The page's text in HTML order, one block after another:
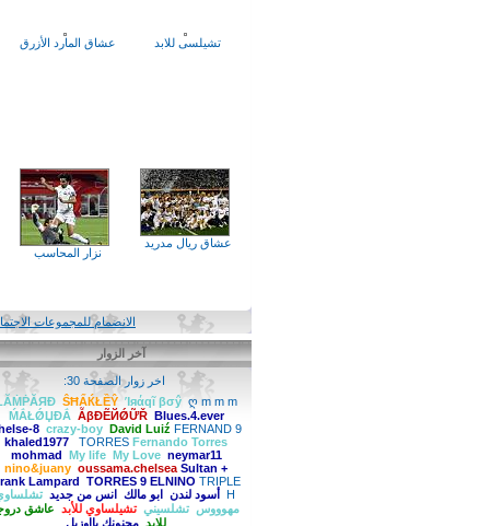
تشيلسى للابد عشاق المارد الأزرق
عشاق ريال مدريد
نزار المحاسب
الانضمام للمجموعات الاجتماعية
آخر الزوار
اخر زوار الصفحة 30:
ŁĂṀṖĂЯĐ ŜĦẤЌŁỀŶ Ίяάqĩ βσŷ ღ m m m
ḾẮŁǾЏĐẮ ẪβĐẼЙǾỮŘ Blues.4.ever
chelse-8 crazy-boy David Luiź FERNAND 9
TORRES Fernando Torres‏
khaled1977
mohmad My life My Love neymar11
nino&juany oussama.chelsea Sultan +
Frank Lampard TORRES 9 ELNINO TRIPLE
أسود لندن ابو مالك انس من جديد تشلساوي
مهوووس تشلسيني تشيلساوي للأبد
عاشق دروجبا
مجنونك يااوزيل